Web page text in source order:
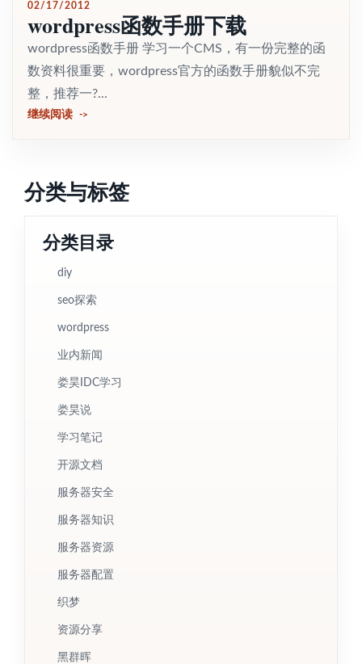
02/17/2012
wordpress函数手册下载
wordpress函数手册 学习一个CMS，有一份完整的函
数资料很重要，wordpress官方的函数手册貌似不完
整，推荐一?...
继续阅读
分类与标签
分类目录
diy
seo探索
wordpress
业内新闻
娄昊IDC学习
娄昊说
学习笔记
开源文档
服务器安全
服务器知识
服务器资源
服务器配置
织梦
资源分享
黑群晖